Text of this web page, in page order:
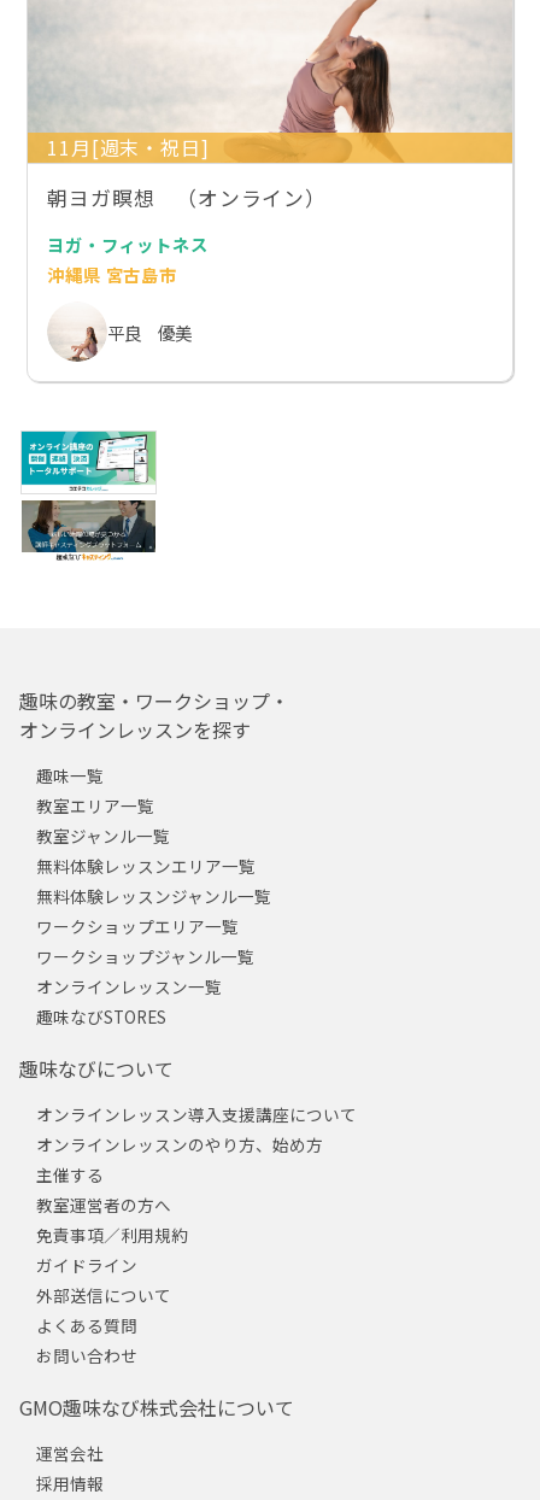
11月[週末・祝日]
朝ヨガ瞑想 （オンライン）
ヨガ・フィットネス
沖縄県 宮古島市
平良 優美
趣味の教室・ワークショップ・
オンラインレッスンを探す
趣味一覧
教室エリア一覧
教室ジャンル一覧
無料体験レッスンエリア一覧
無料体験レッスンジャンル一覧
ワークショップエリア一覧
ワークショップジャンル一覧
オンラインレッスン一覧
趣味なびSTORES
趣味なびについて
オンラインレッスン導入支援講座について
オンラインレッスンのやり方、始め方
主催する
教室運営者の方へ
免責事項／利用規約
ガイドライン
外部送信について
よくある質問
お問い合わせ
GMO趣味なび株式会社について
運営会社
採用情報